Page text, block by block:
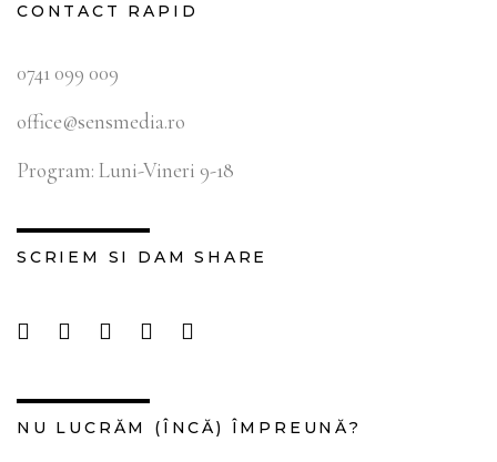
CONTACT RAPID
0741 099 009
office@sensmedia.ro
Program: Luni-Vineri 9-18
SCRIEM SI DAM SHARE
NU LUCRĂM (ÎNCĂ) ÎMPREUNĂ?